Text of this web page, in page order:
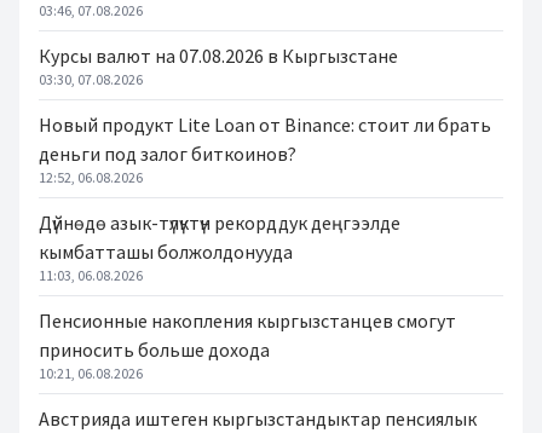
03:46, 07.08.2026
Курсы валют на 07.08.2026 в Кыргызстане
03:30, 07.08.2026
Новый продукт Lite Loan от Binance: стоит ли брать
деньги под залог биткоинов?
12:52, 06.08.2026
Дүйнөдө азык-түлүктүн рекорддук деңгээлде
кымбатташы болжолдонууда
11:03, 06.08.2026
Пенсионные накопления кыргызстанцев смогут
приносить больше дохода
10:21, 06.08.2026
Австрияда иштеген кыргызстандыктар пенсиялык